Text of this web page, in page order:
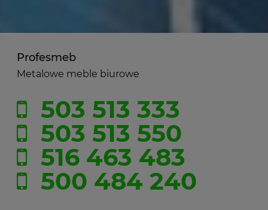
Profesmeb
Metalowe meble biurowe
503 513 333
503 513 550
516 463 483
500 484 240